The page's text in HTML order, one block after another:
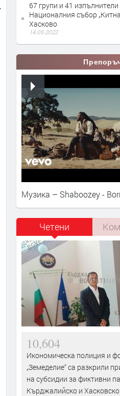
67 групи и 41 изпълнители
Националния събор
Хасково
14.05.2022
Музика – Shaboozey -
Четени
10,604
Икономическа полиция и
„Земеделие“ са разкрили
на субсидии за фиктивни
Кърджалийско и Хасковско